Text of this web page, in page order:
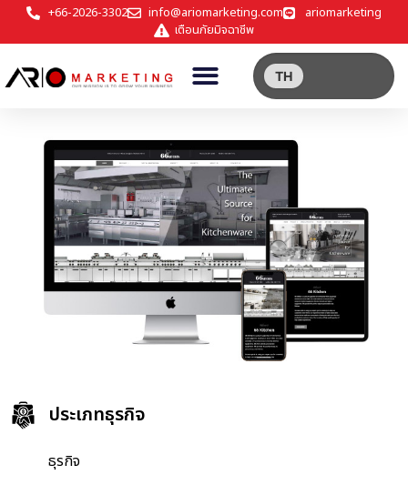
+66-2026-3302 info@ariomarketing.com
ariomarketing
เตือนภัยมิจฉาชีพ
TH
ประเภทธุรกิจ
ธุรกิจ